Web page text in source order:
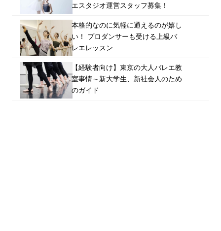
エスタジオ運営スタッフ募集！
本格的なのに気軽に通えるのが嬉し
い！ プロダンサーも受ける上級バ
レエレッスン
【経験者向け】東京の大人バレエ教
室事情～新大学生、新社会人のため
のガイド